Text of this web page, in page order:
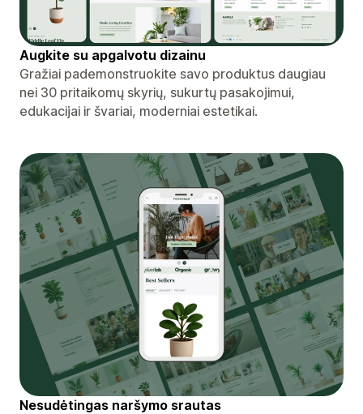
Augkite su apgalvotu dizainu
Gražiai pademonstruokite savo produktus daugiau
nei 30 pritaikomų skyrių, sukurtų pasakojimui,
edukacijai ir švariai, moderniai estetikai.
Nesudėtingas naršymo srautas